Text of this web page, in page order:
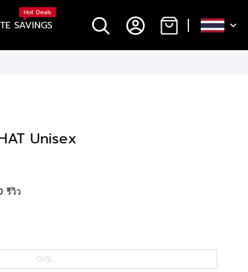
SAVINGS
Hot Deals
Unisex
รีวิว
O/S